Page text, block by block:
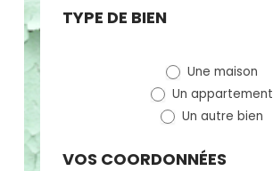
Demande
TYPE DE BIEN
Une maison
Un appartement
Un autre bien
VOS COORDONNÉES